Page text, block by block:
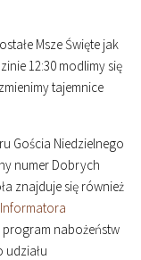
Msze Święte jak
12:30 modlimy się
tajemnice
Gościa Niedzielnego
numer Dobrych
znajduje się również
Informatora
program nabożeństw
udziału